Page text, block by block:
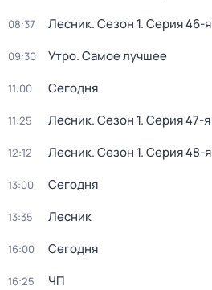
08:37 Лесник. Сезон 1. Серия 46-я
09:30 Утро. Самое лучшее
11:00 Сегодня
11:25 Лесник. Сезон 1. Серия 47-я
12:12 Лесник. Сезон 1. Серия 48-я
13:00 Сегодня
13:35 Лесник
16:00 Сегодня
16:25 ЧП